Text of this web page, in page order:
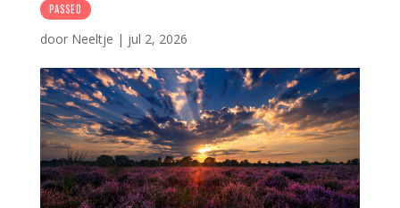
PASSED
door Neeltje | jul 2, 2026